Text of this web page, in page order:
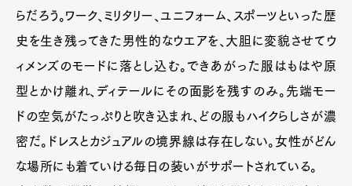
らだろう。ワーク、ミリタリー、ユニフォーム、スポーツといった歴
史を生き残ってきた男性的なウエアを、大胆に変貌させてウ
ィメンズのモードに落とし込む。できあがった服はもはや原
型とかけ離れ、ディテールにその面影を残すのみ。先端モー
ドの空気がたっぷりと吹き込まれ、どの服もハイクらしさが濃
密だ。ドレスとカジュアルの境界線は存在しない。女性がどん
な場所にも着ていける毎日の装いがサポートされている。